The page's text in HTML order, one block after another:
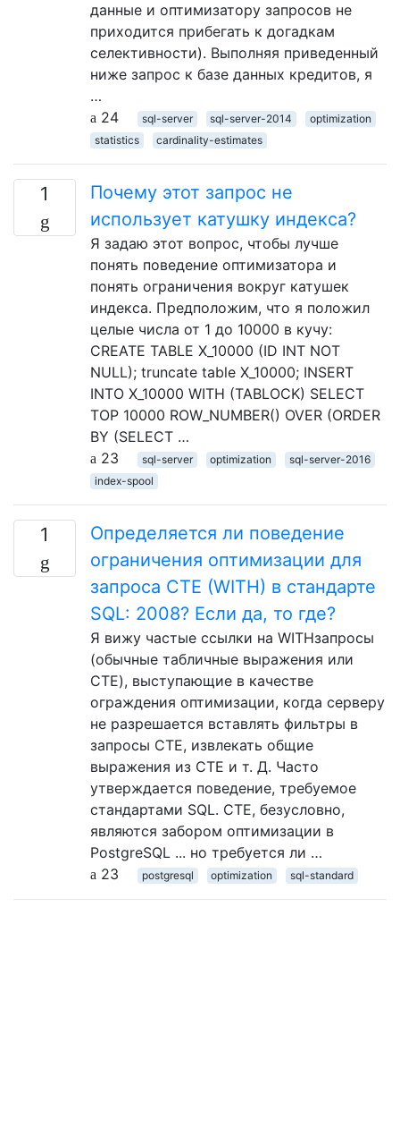
данные и оптимизатору запросов не
приходится прибегать к догадкам
селективности). Выполняя приведенный
ниже запрос к базе данных кредитов, я
…
24
sql-server sql-server-2014
optimization
statistics
cardinality-estimates
1
Почему этот запрос не
использует катушку индекса?
Я задаю этот вопрос, чтобы лучше
понять поведение оптимизатора и
понять ограничения вокруг катушек
индекса. Предположим, что я положил
целые числа от 1 до 10000 в кучу:
CREATE TABLE X_10000 (ID INT NOT
NULL); truncate table X_10000; INSERT
INTO X_10000 WITH (TABLOCK) SELECT
TOP 10000 ROW_NUMBER() OVER (ORDER
BY (SELECT …
23
sql-server optimization
sql-server-2016
index-spool
1
Определяется ли поведение
ограничения оптимизации для
запроса CTE (WITH) в стандарте
SQL: 2008? Если да, то где?
Я вижу частые ссылки на WITHзапросы
(обычные табличные выражения или
CTE), выступающие в качестве
ограждения оптимизации, когда серверу
не разрешается вставлять фильтры в
запросы CTE, извлекать общие
выражения из CTE и т. Д. Часто
утверждается поведение, требуемое
стандартами SQL. CTE, безусловно,
являются забором оптимизации в
PostgreSQL ... но требуется ли …
23
postgresql optimization sql-standard